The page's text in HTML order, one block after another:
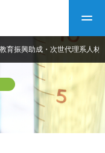
育振興助成・次世代理系人材